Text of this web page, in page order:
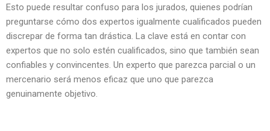
Esto puede resultar confuso para los jurados, quienes podrían
preguntarse cómo dos expertos igualmente cualificados pueden
discrepar de forma tan drástica. La clave está en contar con
expertos que no solo estén cualificados, sino que también sean
confiables y convincentes. Un experto que parezca parcial o un
mercenario será menos eficaz que uno que parezca
genuinamente objetivo.